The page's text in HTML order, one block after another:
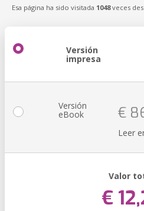
Esa página ha sido visitada 1048veces
Versión
impresa
Versión
eBook €
Leer
Valor
€